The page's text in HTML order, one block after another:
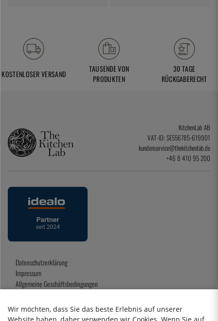
KOSTENLOSER VERSAND
TAUSENDE VON
PRODUKTEN
30 TAGE
RÜCKGABERECHT
KitchenLab AB
VAT-ID: SE556785-619901
kundenservice@thekitchenlab.de
+46 8 410 95 200
Datenschutzerklärung
Impressum
Allgemeine Geschäftsbedingungen
Wir möchten, dass Sie das beste Erlebnis auf unserer